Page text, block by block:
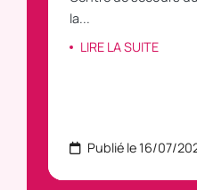
LIRE LA SUITE
Publié le 16/07/